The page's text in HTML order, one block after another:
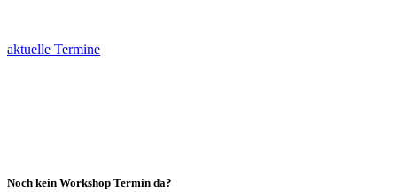
aktuelle Termine
Noch kein Workshop Termin da?